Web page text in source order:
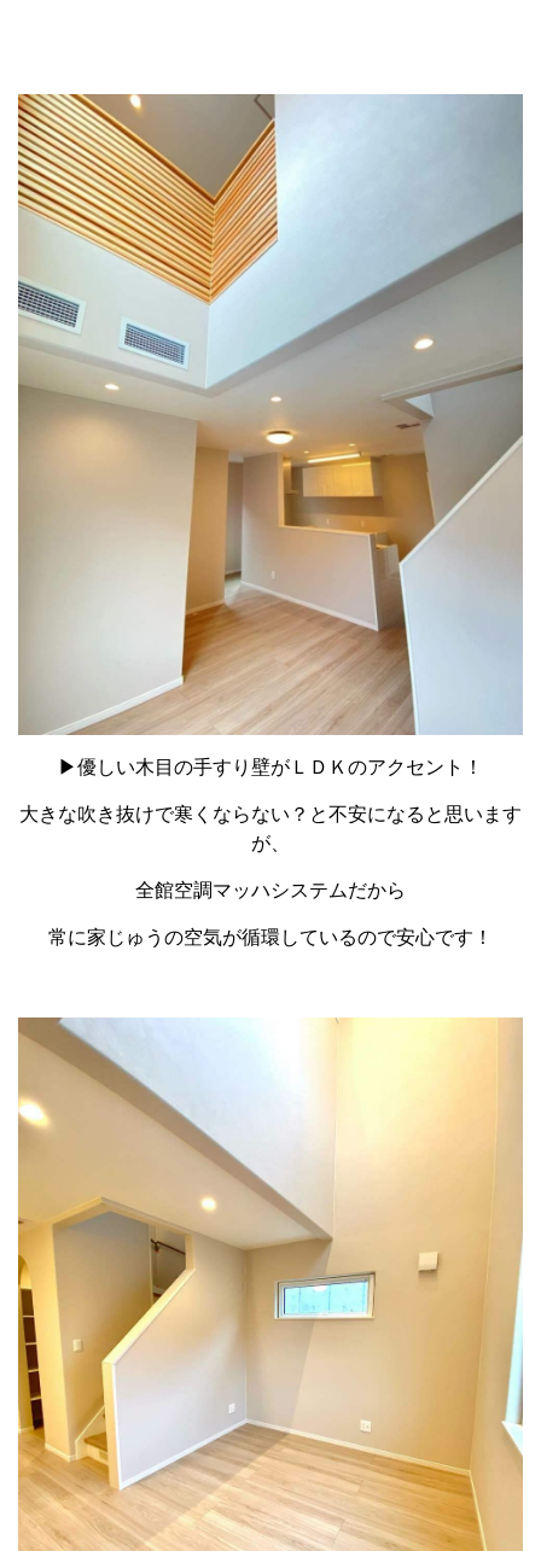
▶優しい木目の手すり壁がＬＤＫのアクセント！
大きな吹き抜けで寒くならない？と不安になると思います
が、
全館空調マッハシステムだから
常に家じゅうの空気が循環しているので安心です！